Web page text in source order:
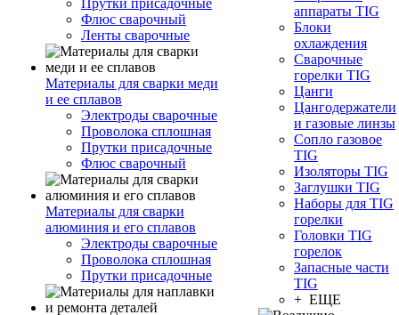
Прутки присадочные
Флюс сварочный
Ленты сварочные
Материалы для сварки меди
и ее сплавов
Электроды сварочные
Проволока сплошная
Прутки присадочные
Флюс сварочный
Материалы для сварки
алюминия и его сплавов
Электроды сварочные
Проволока сплошная
Прутки присадочные
аппараты TIG
Блоки
охлаждения
Сварочные
горелки TIG
Цанги
Цангодержатели
и газовые линзы
Сопло газовое
TIG
Изоляторы TIG
Заглушки TIG
Наборы для TIG
горелки
Головки TIG
горелок
Запасные части
TIG
+ ЕЩЕ